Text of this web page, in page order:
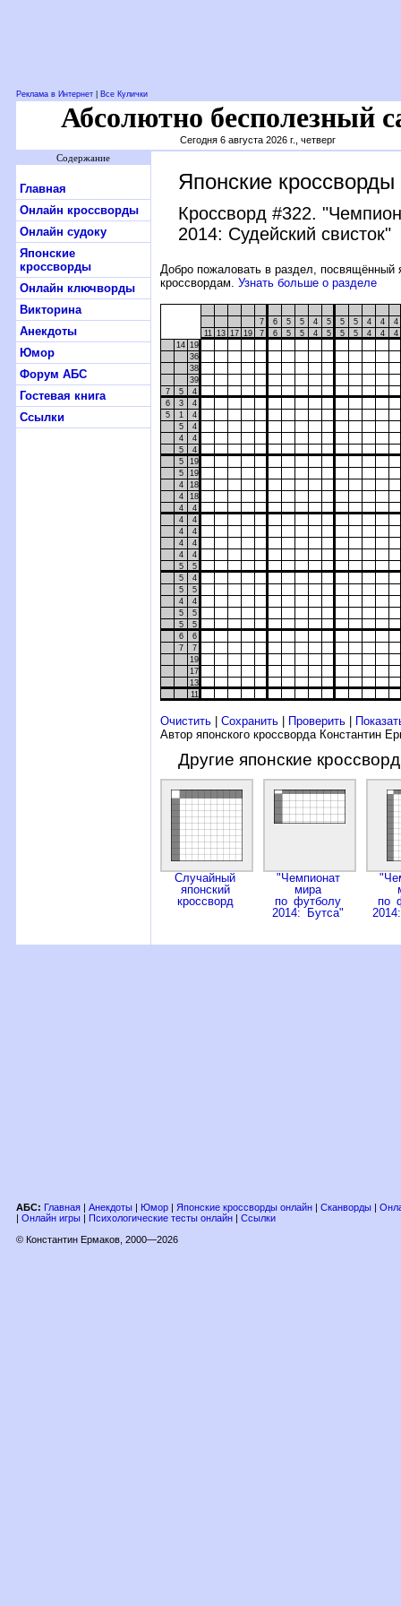
Реклама в Интернет Все Кулички
Абсолютно бесполезный
Сегодня 6 августа 2026 г., четверг
Содержание
Главная
Онлайн кроссворды
Онлайн судоку
Японские
кроссворды
Онлайн ключворды
Викторина
Анекдоты
Юмор
Форум АБС
Гостевая книга
Ссылки
Японские
Кроссворд #322.
2014: Судейский свисток"
Добро пожаловать в раздел, посвящённый
кроссвордам. Узнать больше о разделе
7 6 5 5 4 5 5 5 4 4
4
11 13 17 19 7 6 5 5 4 5 5 5 4 4
4
14 19
36
38
39
7
5
4
6
3
4
5
1
4
5
4
4
4
5
4
5
19
5
19
4
18
4
18
4
4
4
4
4
4
4
4
4
4
5
5
5
4
5
5
4
4
5
5
5
5
6
6
7
7
19
17
13
11
Очистить Сохранить Проверить
Автор японского кроссворда Константин
Другие японские
Случайный
японский
кроссворд
"Чемпионат
мира
по футболу
2014: Бутса"
по
АБС: Главная | Анекдоты | Юмор | Японские кроссворды онлайн | Сканворды |
| Онлайн игры | Психологические тесты онлайн | Ссылки
© Константин Ермаков, 2000—2026